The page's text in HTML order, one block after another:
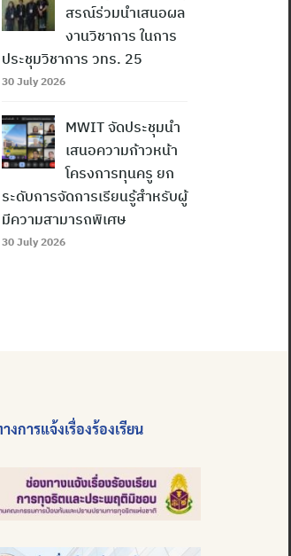
สรณ์ร่วมนำเสนอผล
งานวิชาการ ในการ
ประชุมวิชาการ วทร. 25
30 July 2026
MWIT จัดประชุมนำ
เสนอความก้าวหน้า
โครงการทุนครู ยก
ระดับการจัดการเรียนรู้สำหรับผู้
มีความสามารถพิเศษ
30 July 2026
งการแจ้งเรื่องร้องเรียน